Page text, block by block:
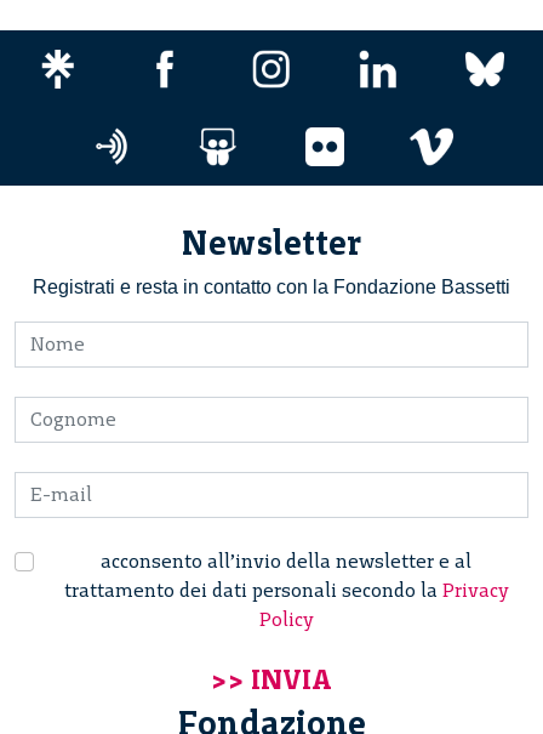
Newsletter
Registrati e resta in contatto con la Fondazione Bassetti
acconsento all’invio della newsletter e al
trattamento dei dati personali secondo la Privacy
Policy
Fondazione